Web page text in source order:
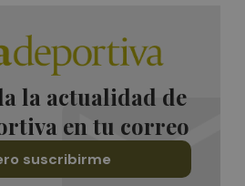
la actualidad de
en tu correo
suscribirme